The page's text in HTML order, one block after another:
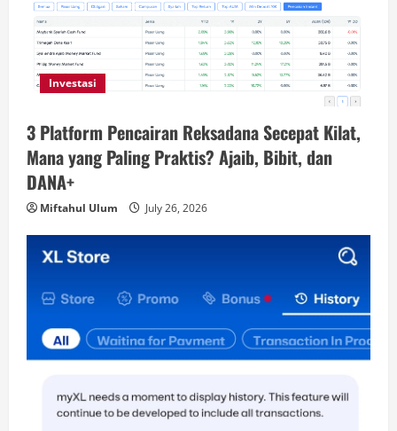
Investasi
3 Platform Pencairan Reksadana Secepat Kilat,
Mana yang Paling Praktis? Ajaib, Bibit, dan
DANA+
Miftahul Ulum July 26, 2026